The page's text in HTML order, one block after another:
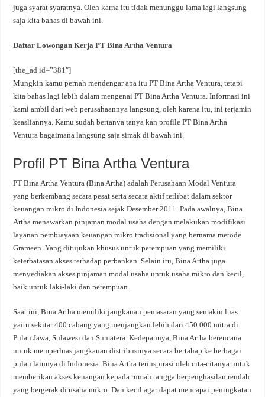
juga syarat syaratnya. Oleh karna itu tidak menunggu lama lagi langsung
saja kita bahas di bawah ini.
Daftar Lowongan Kerja PT Bina Artha Ventura
[the_ad id=”381″]
Mungkin kamu pernah mendengar apa itu PT Bina Artha Ventura, tetapi
kita bahas lagi lebih dalam mengenai PT Bina Artha Ventura. Informasi ini
kami ambil dari web perusahaannya langsung, oleh karena itu, ini terjamin
keasliannya. Kamu sudah bertanya tanya kan profile PT Bina Artha
Ventura bagaimana langsung saja simak di bawah ini.
Profil PT Bina Artha Ventura
PT Bina Artha Ventura (Bina Artha) adalah Perusahaan Modal Ventura
yang berkembang secara pesat serta secara aktif terlibat dalam sektor
keuangan mikro di Indonesia sejak Desember 2011. Pada awalnya, Bina
Artha menawarkan pinjaman modal usaha dengan melakukan modifikasi
layanan pembiayaan keuangan mikro tradisional yang bernama metode
Grameen. Yang ditujukan khusus untuk perempuan yang memiliki
keterbatasan akses terhadap perbankan. Selain itu, Bina Artha juga
menyediakan akses pinjaman modal usaha untuk usaha mikro dan kecil,
baik untuk laki-laki dan perempuan.
Saat ini, Bina Artha memiliki jangkauan pemasaran yang semakin luas
yaitu sekitar 400 cabang yang menjangkau lebih dari 450.000 mitra di
Pulau Jawa, Sulawesi dan Sumatera. Kedepannya, Bina Artha berencana
untuk memperluas jangkauan distribusinya secara bertahap ke berbagai
pulau lainnya di Indonesia. Bina Artha terinspirasi oleh cita-citanya untuk
memberikan akses keuangan kepada rumah tangga berpenghasilan rendah
yang bergerak di usaha mikro. Dan kecil agar dapat mencapai peningkatan